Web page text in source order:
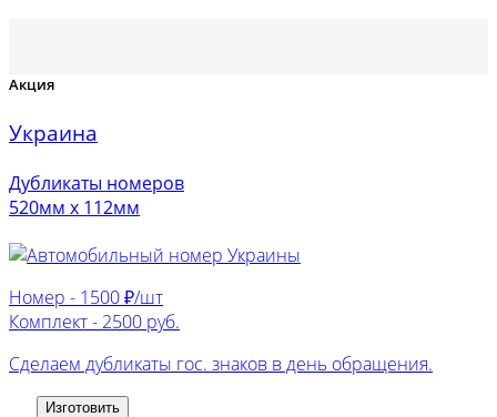
Акция
Украина
Дубликаты номеров
520мм х 112мм
Номер - 1500 ₽/шт
Комплект - 2500 руб.
Сделаем дубликаты гос. знаков в день обращения.
Изготовить